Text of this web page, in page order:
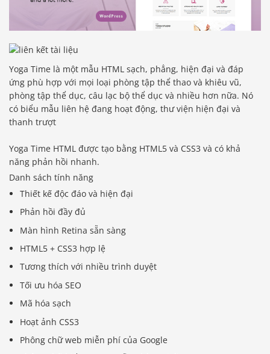
Yoga Time là một mẫu HTML sạch, phẳng, hiện đại và đáp
ứng phù hợp với mọi loại phòng tập thể thao và khiêu vũ,
phòng tập thể dục, câu lạc bộ thể dục và nhiều hơn nữa. Nó
có biểu mẫu liên hệ đang hoạt động, thư viện hiện đại và
thanh trượt
Yoga Time HTML được tạo bằng HTML5 và CSS3 và có khả
năng phản hồi nhanh.
Danh sách tính năng
Thiết kế độc đáo và hiện đại
Phản hồi đầy đủ
Màn hình Retina sẵn sàng
HTML5 + CSS3 hợp lệ
Tương thích với nhiều trình duyệt
Tối ưu hóa SEO
Mã hóa sạch
Hoạt ảnh CSS3
Phông chữ web miễn phí của Google